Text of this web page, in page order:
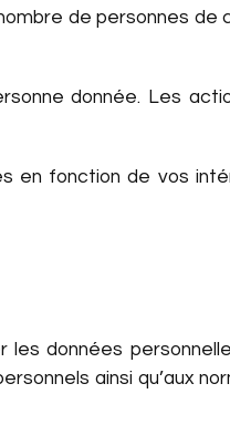
de personnes
donnée. Les
en fonction de vos
données
ainsi qu’aux